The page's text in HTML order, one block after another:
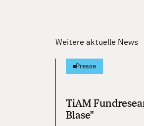
Weitere aktuelle News
Presse
TiAM
Blase"